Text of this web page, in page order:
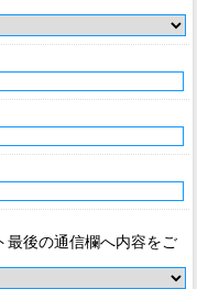
後の通信欄へ内容をご